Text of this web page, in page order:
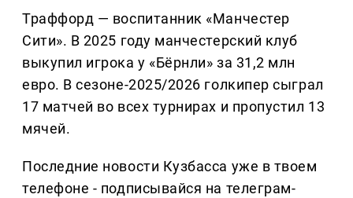
Траффорд — воспитанник «Манчестер
Сити». В 2025 году манчестерский клуб
выкупил игрока у «Бёрнли» за 31,2 млн
евро. В сезоне-2025/2026 голкипер сыграл
17 матчей во всех турнирах и пропустил 13
мячей.
Последние новости Кузбасса уже в твоем
телефоне - подписывайся на телеграм-